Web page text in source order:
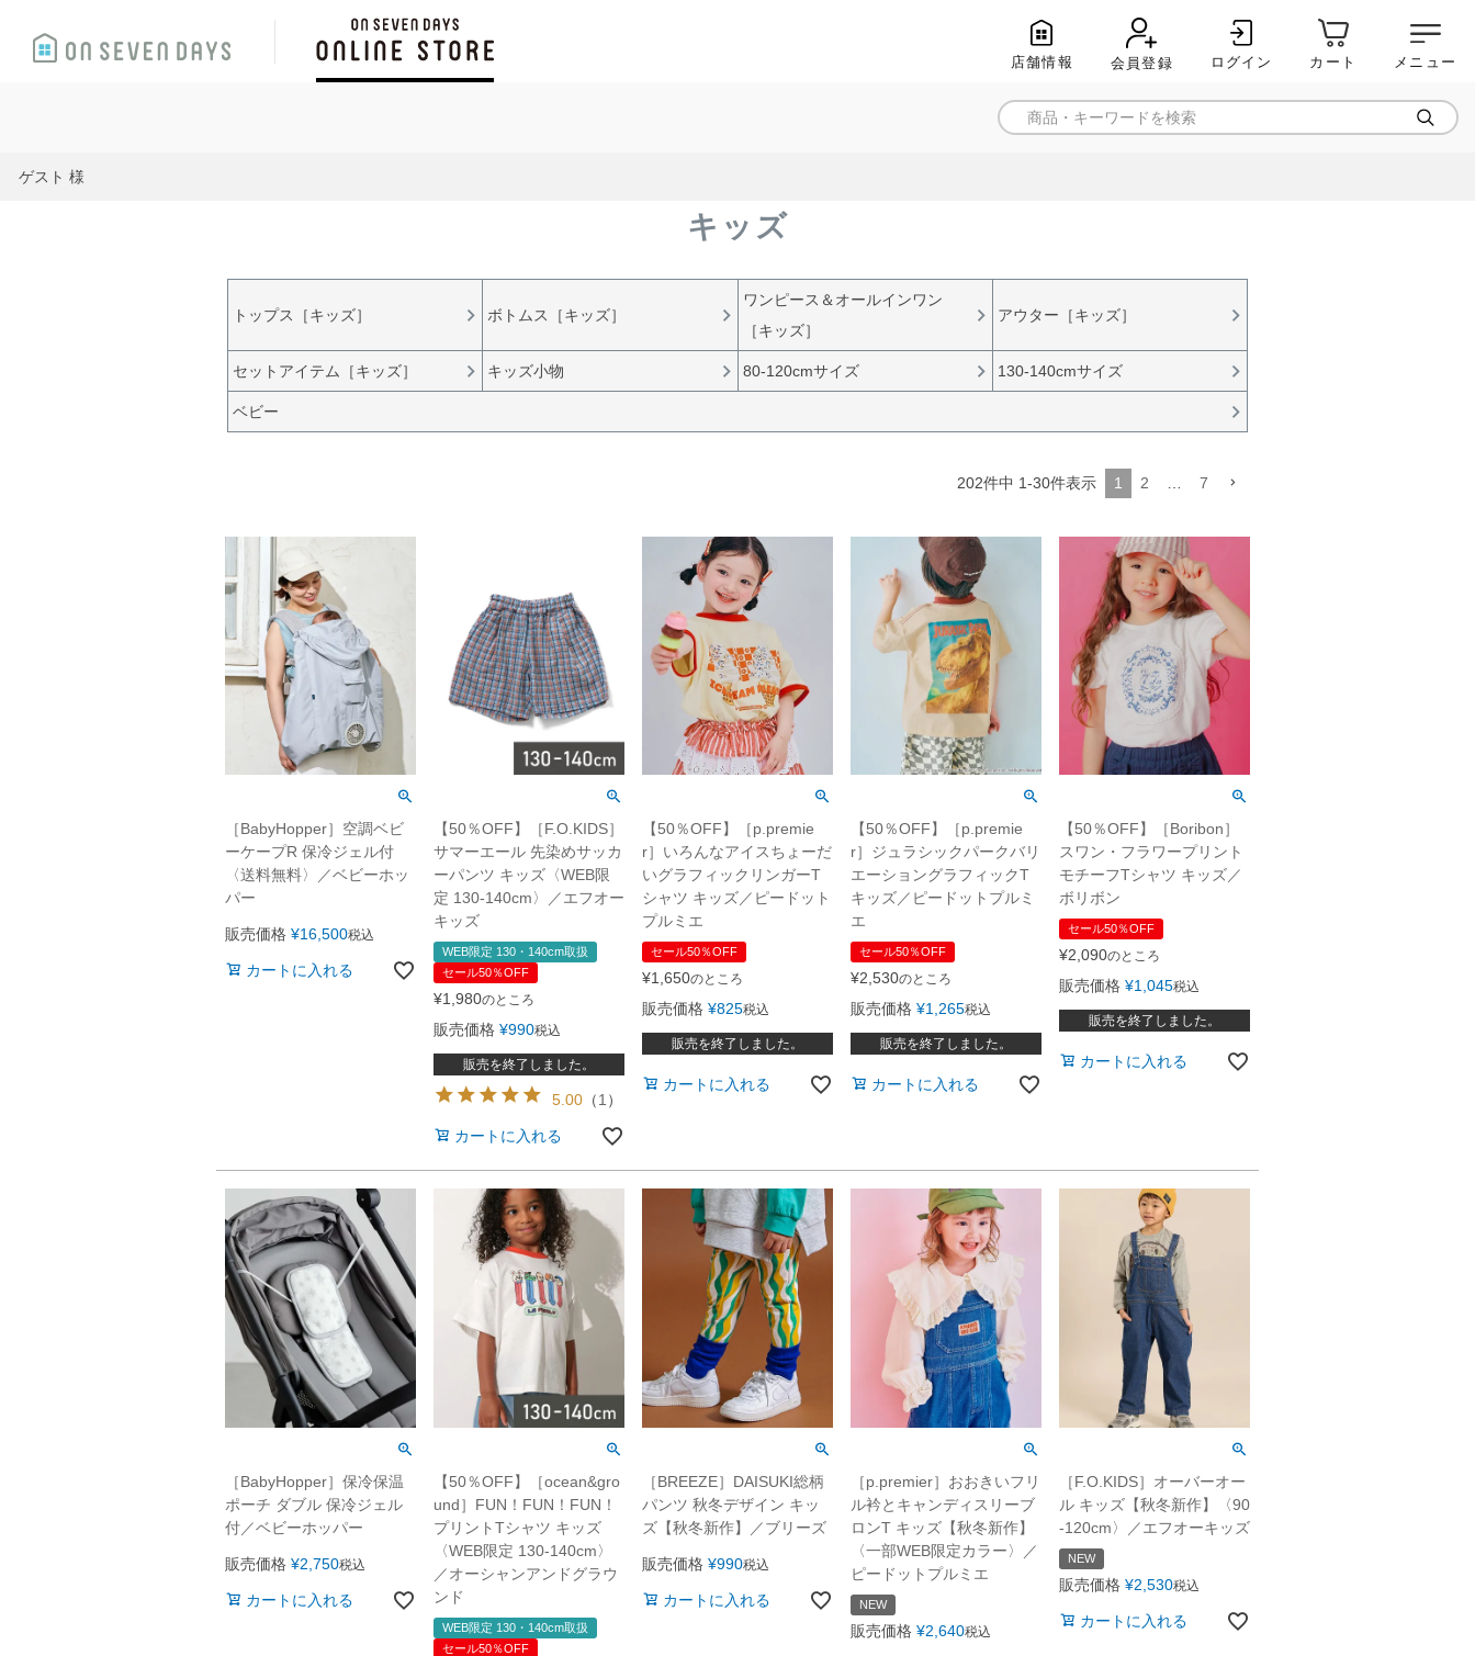
店舗情報 会員登録 ログイン カート メニュー
ゲスト 様
キッズ
トップス［キッズ］ ボトムス［キッズ］
ワンピース＆オールインワン
［キッズ］
アウター［キッズ］
セットアイテム［キッズ］ キッズ小物 80-120cmサイズ 130-140cmサイズ
ベビー
202件中 1-30件表示 1 2 7
［BabyHopper］空調ベビ
ーケープR 保冷ジェル付
〈送料無料〉／ベビーホッ
パー
販売価格 ¥16,500税込
カートに入れる
【50％OFF】［F.O.KIDS］
サマーエール 先染めサッカ
ーパンツ キッズ〈WEB限
定 130-140cm〉／エフオー
キッズ
WEB限定 130・140cm取扱
セール50％OFF
¥1,980のところ
販売価格 ¥990税込
販売を終了しました。
5.00 （1 ）
カートに入れる
【50％OFF】［p.premie
r］いろんなアイスちょーだ
いグラフィックリンガーT
シャツ キッズ／ピードット
プルミエ
セール50％OFF
¥1,650のところ
販売価格 ¥825税込
販売を終了しました。
カートに入れる
【50％OFF】［p.premie
r］ジュラシックパークバリ
エーショングラフィックT
キッズ／ピードットプルミ
エ
セール50％OFF
¥2,530のところ
販売価格 ¥1,265税込
販売を終了しました。
カートに入れる
【50％OFF】［Boribon］
スワン・フラワープリント
モチーフTシャツ キッズ／
ボリボン
セール50％OFF
¥2,090のところ
販売価格 ¥1,045税込
販売を終了しました。
カートに入れる
［BabyHopper］保冷保温
ポーチ ダブル 保冷ジェル
付／ベビーホッパー
販売価格 ¥2,750税込
カートに入れる
【50％OFF】［ocean&gro
und］FUN！FUN！FUN！
プリントTシャツ キッズ
〈WEB限定 130-140cm〉
／オーシャンアンドグラウ
ンド
WEB限定 130・140cm取扱
セール50％OFF
［BREEZE］DAISUKI総柄
パンツ 秋冬デザイン キッ
ズ【秋冬新作】／ブリーズ
販売価格 ¥990税込
カートに入れる
［p.premier］おおきいフリ
ル衿とキャンディスリーブ
ロンT キッズ【秋冬新作】
〈一部WEB限定カラー〉／
ピードットプルミエ
NEW
販売価格 ¥2,640税込
［F.O.KIDS］オーバーオー
ル キッズ【秋冬新作】〈90
-120cm〉／エフオーキッズ
NEW
販売価格 ¥2,530税込
カートに入れる